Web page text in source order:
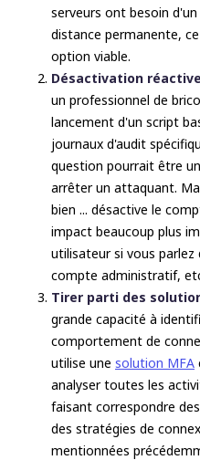
serveurs ont besoin
distance permanente,
option viable.
Désactivation
un professionnel de
lancement d'un script
journaux d'audit
question pourrait être
arrêter un attaquant.
bien ... désactive le
impact beaucoup plus
utilisateur si vous
compte administratif,
Tirer parti des
grande capacité à
comportement de
utilise une solution MFA
analyser toutes les
faisant correspondre
des stratégies de
mentionnées